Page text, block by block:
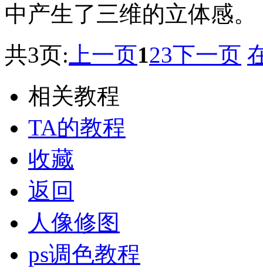
中产生了三维的立体感。
共3页: 上一页123下一页
相关教程
TA的教程
收藏
返回
人像修图
ps调色教程